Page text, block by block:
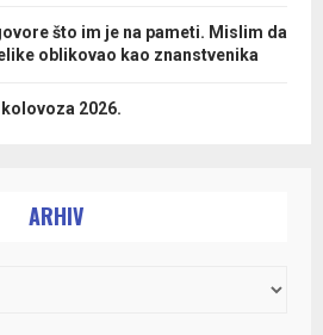
što im je na pameti. Mislim da
oblikovao kao znanstvenika
kolovoza 2026.
ARHIV